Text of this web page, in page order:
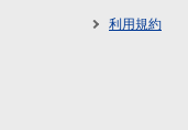
利用規約